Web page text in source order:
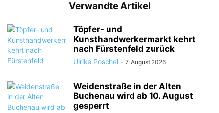
Verwandte Artikel
Töpfer- und
Kunsthandwerkermarkt kehrt
nach Fürstenfeld zurück
Ulrike Poschel - 7. August 2026
Weidenstraße in der Alten
Buchenau wird ab 10. August
gesperrt